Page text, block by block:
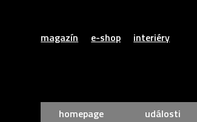
magazín e-shop interiéry
homepage události